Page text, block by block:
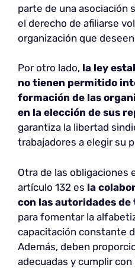
parte de una asociación
el derecho de afiliarse
organización que
Por otro lado, la ley
no tienen permitido
formación de las
en la elección de sus
garantiza la libertad
trabajadores a elegir su
Otra de las obligaciones
artículo 132 es la
con las autoridades
para fomentar la
capacitación constante
Además, deben
adecuadas y cumplir